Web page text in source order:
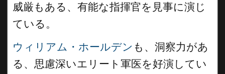
威厳もある、有能な指揮官を見事に演じ
ている。
ウィリアム・ホールデン も、洞察力があ
る、思慮深いエリート軍医を好演してい